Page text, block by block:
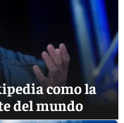
como la
del mundo